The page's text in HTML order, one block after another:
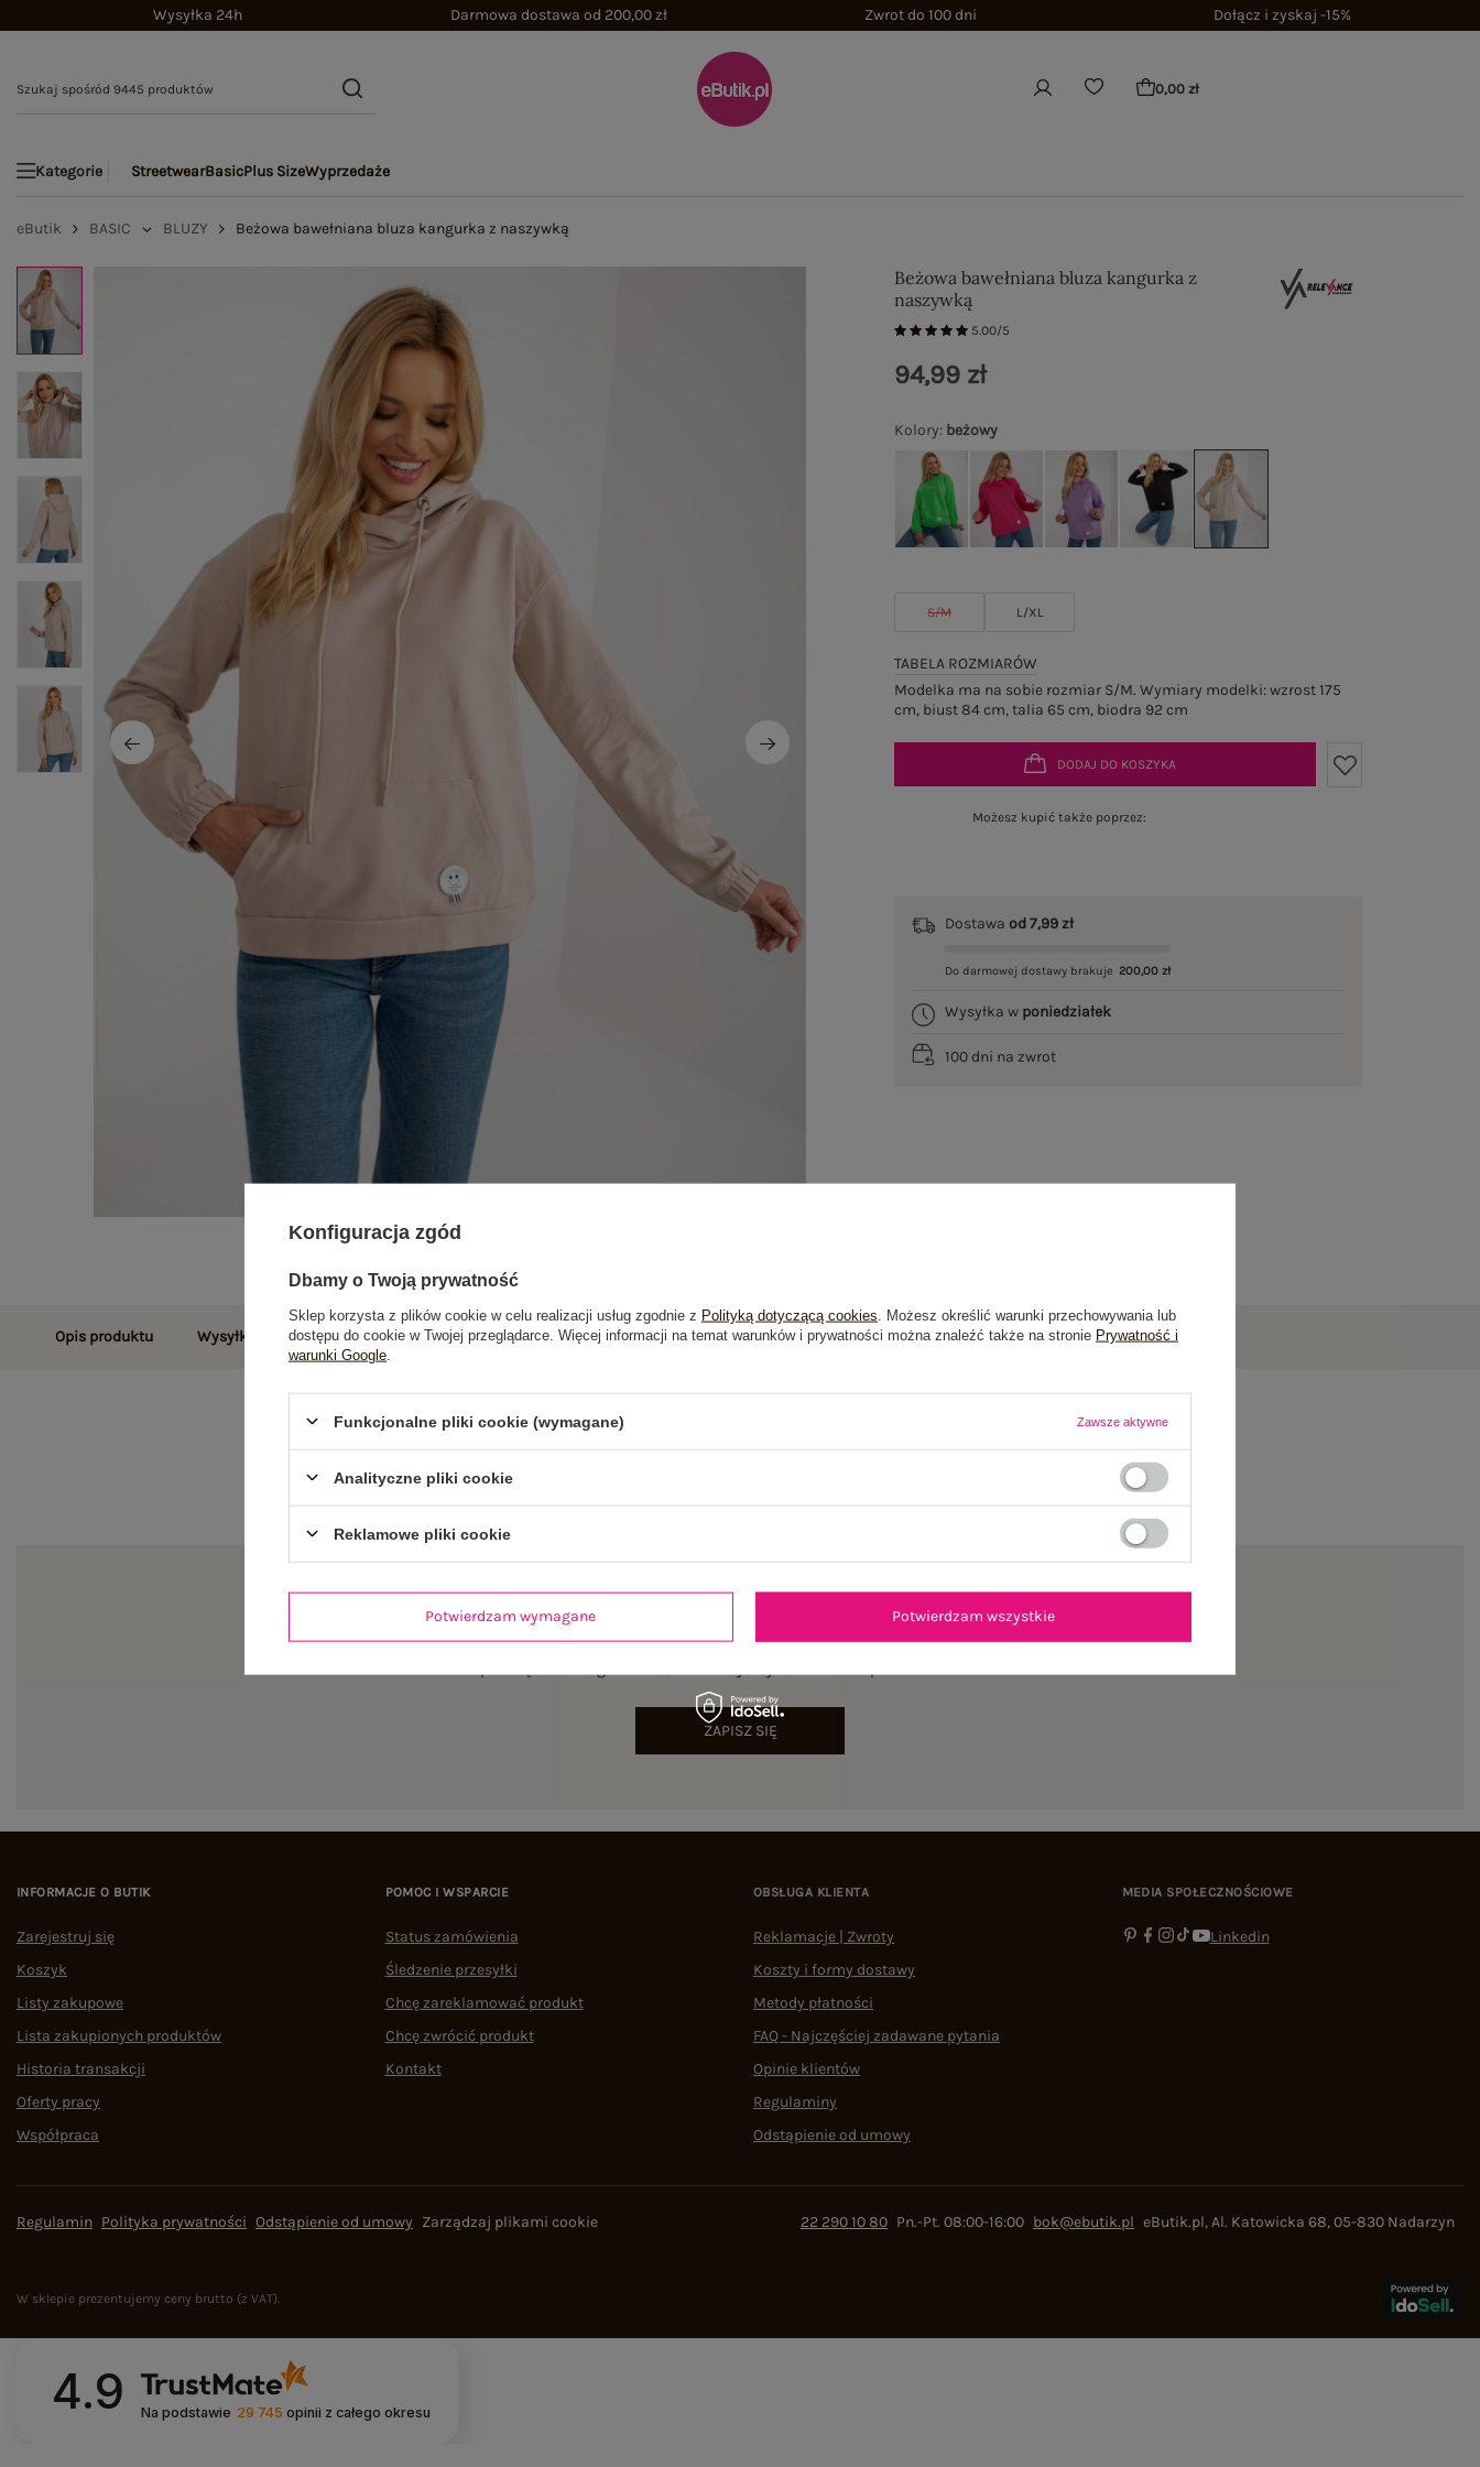
Wysyłka 24h Darmowa dostawa od 200,00 zł Zwrot do 100 dni Dołącz i zyskaj -15%
0,00 zł
Kategorie StreetwearBasicPlus SizeWyprzedaże
eButik BASIC BLUZY Beżowa bawełniana bluza kangurka z naszywką
Beżowa bawełniana bluza kangurka z
naszywką
5.00/5
Kolory: beżowy
S/M L/XL
TABELA ROZMIARÓW
Modelka ma na sobie rozmiar S/M. Wymiary modelki: wzrost 175
cm, biust 84 cm, talia 65 cm, biodra 92 cm
94,99 zł
DODAJ DO KOSZYKA
Możesz kupić także poprzez:
Dostawaod 7,99 zł
Do darmowej dostawy brakuje 200,00 zł
Wysyłka w poniedziałek
100 dni na zwrot
Opis produktu Wysyłka i dostawa Zwroty i reklamacje Opinie o produkcie(1)
ZAPISZ SIĘ
INFORMACJE O BUTIK
Zarejestruj się
Koszyk
Listy zakupowe
Lista zakupionych produktów
Historia transakcji
Oferty pracy
Współpraca
POMOC I WSPARCIE
Status zamówienia
Śledzenie przesyłki
Chcę zareklamować produkt
Chcę zwrócić produkt
Kontakt
OBSŁUGA KLIENTA
Reklamacje | Zwroty
Koszty i formy dostawy
Metody płatności
FAQ - Najczęściej zadawane pytania
Opinie klientów
Regulaminy
Odstąpienie od umowy
MEDIA SPOŁECZNOŚCIOWE
Linkedin
Regulamin Polityka prywatności Odstąpienie od umowy Zarządzaj plikami cookie 22 290 10 80 Pn.-Pt. 08:00-16:00 bok@ebutik.pl eButik.pl,Al. Katowicka 68,05-830 Nadarzyn
W sklepie prezentujemy ceny brutto (z VAT).
4.9 Na podstawie 29 745 opinii z całego okresu
Konfiguracja zgód
Dbamy o Twoją prywatność
Sklep korzysta z plików cookie w celu realizacji usług zgodnie z Polityką dotyczącą cookies . Możesz określić warunki przechowywania lub
dostępu do cookie w Twojej przeglądarce. Więcej informacji na temat warunków i prywatności można znaleźć także na stronie Prywatność i
warunki Google
Funkcjonalne pliki cookie (wymagane) Zawsze aktywne
Analityczne pliki cookie
Reklamowe pliki cookie
Potwierdzam wymagane Potwierdzam wszystkie